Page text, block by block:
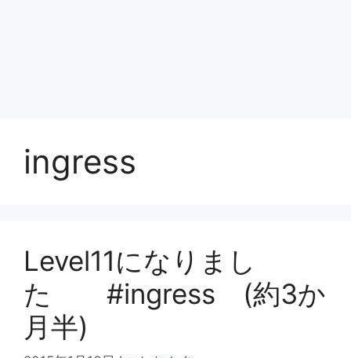
ingress
Level11になりまし
た #ingress (約3か
月半)